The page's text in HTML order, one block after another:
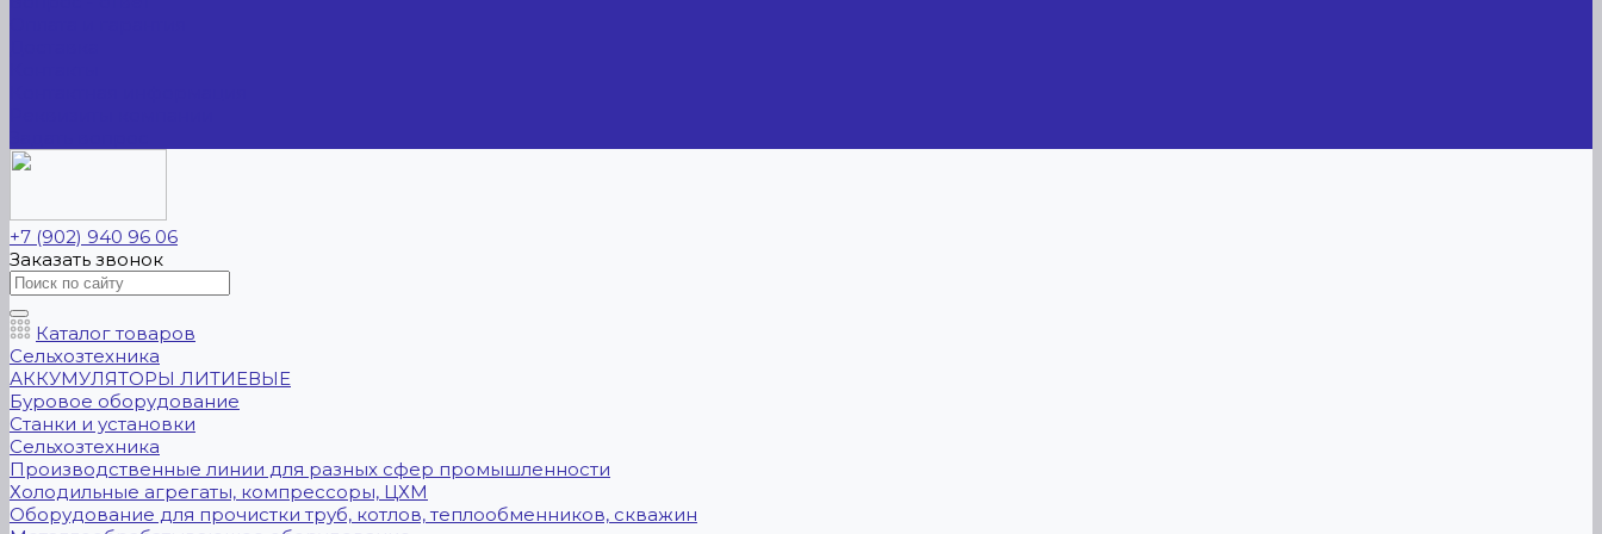
+7 (902) 940 96 06
Заказать звонок
Каталог товаров
Сельхозтехника
АККУМУЛЯТОРЫ ЛИТИЕВЫЕ
Буровое оборудование
Станки и установки
Сельхозтехника
Производственные линии для разных сфер промышленности
Холодильные агрегаты, компрессоры, ЦХМ
Оборудование для прочистки труб, котлов, теплообменников, скважин